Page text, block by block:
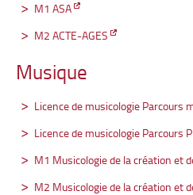
M1 ASA
M2 ACTE-AGES
Musique
Licence de musicologie Parcours
Licence de musicologie Parcours
M1 Musicologie de la création et
M2 Musicologie de la création et